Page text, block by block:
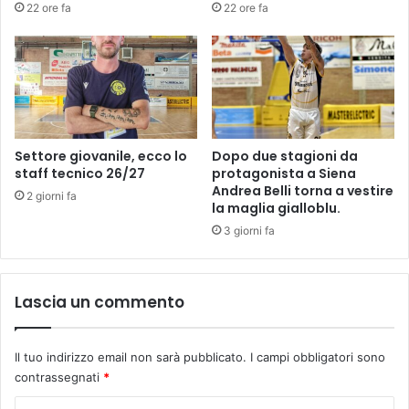
t
t
o
n
e
l
f
l
i
r
r
e
n
o
M
e
s
s
:
o
i
A
r
22 ore fa 22 ore fa
Settore giovanile, ecco lo
staff tecnico 26/27
2 giorni fa
Dopo due stagioni da
protagonista a Siena
Andrea Belli torna a vestire
la maglia gialloblu.
3 giorni fa
Lascia un commento
Il tuo indirizzo email non sarà pubblicato. I campi obbligatori sono
contrassegnati *